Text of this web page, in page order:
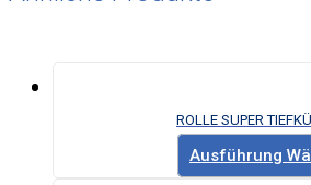
ROLLE SUPER
Ausführung